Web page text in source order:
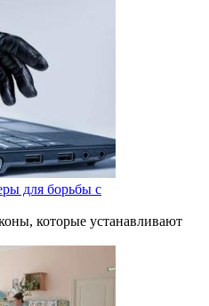
для борьбы с
которые устанавливают